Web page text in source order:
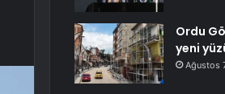
Ordu
yeni
Ağustos